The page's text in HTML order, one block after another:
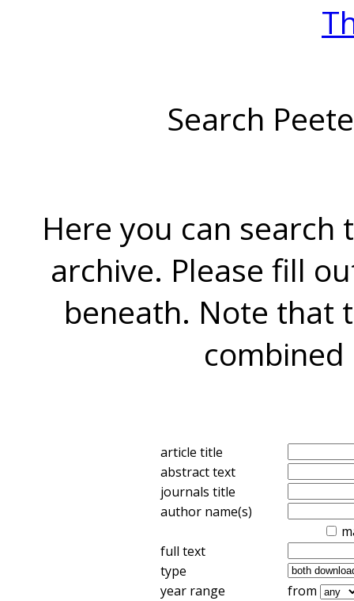
Search
Here you can search
archive. Please fill
beneath. Note that
combined
article title
abstract text
journals title
author name(s)
full text
type
year range
from